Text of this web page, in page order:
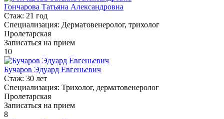
Гончарова Татьяна Александровна
Стаж: 21 год
Специализация: Дерматовенеролог, трихолог
Пролетарская
Записаться на прием
10
Бучаров Эдуард Евгеньевич
Стаж: 30 лет
Специализация: Трихолог, дерматовенеролог
Пролетарская
Записаться на прием
8